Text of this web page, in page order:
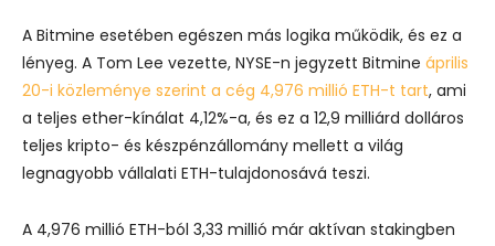
A Bitmine esetében egészen más logika működik, és ez a
lényeg. A Tom Lee vezette, NYSE-n jegyzett Bitmine április
20-i közleménye szerint a cég 4,976 millió ETH-t tart, ami
a teljes ether-kínálat 4,12%-a, és ez a 12,9 milliárd dolláros
teljes kripto- és készpénzállomány mellett a világ
legnagyobb vállalati ETH-tulajdonosává teszi.
A 4,976 millió ETH-ból 3,33 millió már aktívan stakingben